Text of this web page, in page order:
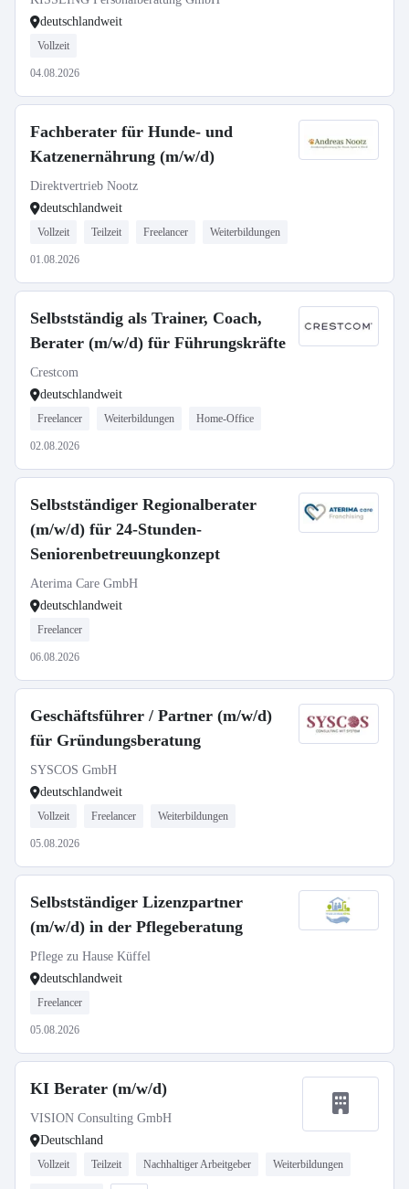
deutschlandweit
Vollzeit
04.08.2026
Fachberater für Hunde- und
Katzenernährung (m/w/d)
Direktvertrieb Nootz
deutschlandweit
Vollzeit Teilzeit Freelancer Weiterbildungen
01.08.2026
Selbstständig als Trainer, Coach,
Berater (m/w/d) für Führungskräfte
Crestcom
deutschlandweit
Freelancer Weiterbildungen Home-Office
02.08.2026
Selbstständiger Regionalberater
(m/w/d) für 24-Stunden-
Seniorenbetreuungkonzept
Aterima Care GmbH
deutschlandweit
Freelancer
06.08.2026
Geschäftsführer / Partner (m/w/d)
für Gründungsberatung
SYSCOS GmbH
deutschlandweit
Vollzeit Freelancer Weiterbildungen
05.08.2026
Selbstständiger Lizenzpartner
(m/w/d) in der Pflegeberatung
Pflege zu Hause Küffel
deutschlandweit
Freelancer
05.08.2026
KI Berater (m/w/d)
VISION Consulting GmbH
Deutschland
Vollzeit Teilzeit Nachhaltiger Arbeitgeber Weiterbildungen